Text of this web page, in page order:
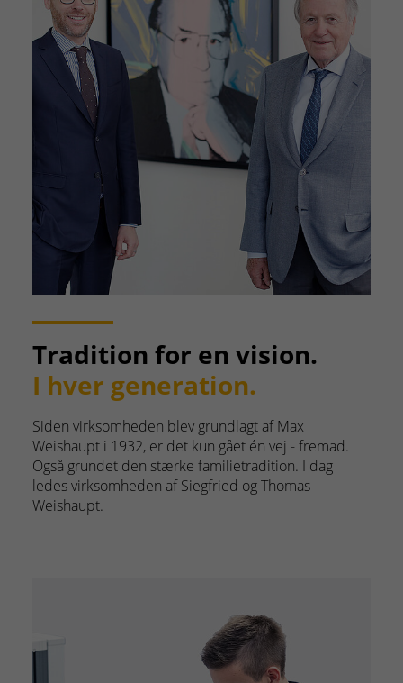
Tradition for en vision.
I hver generation.
Siden virksomheden blev grundlagt af Max
Weishaupt i 1932, er det kun gået én vej - fremad.
Også grundet den stærke familietradition. I dag
ledes virksomheden af Siegfried og Thomas
Weishaupt.